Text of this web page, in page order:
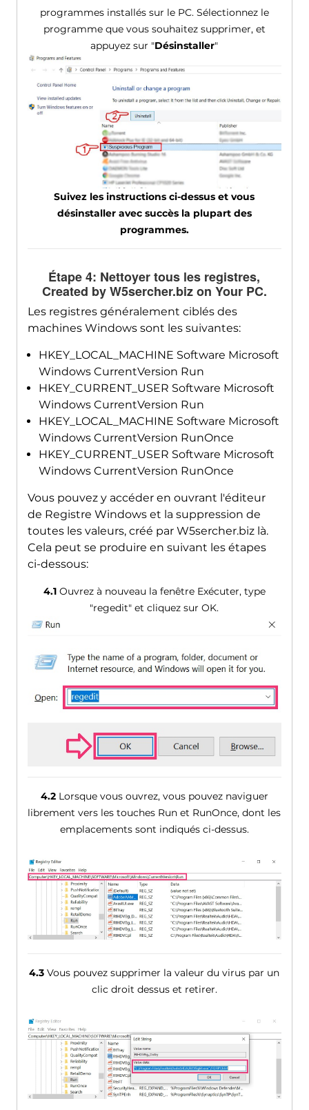
programmes installés sur le PC. Sélectionnez le
programme que vous souhaitez supprimer, et
appuyez sur "Désinstaller"
Suivez les instructions ci-dessus et vous
désinstaller avec succès la plupart des
programmes.
Étape 4: Nettoyer tous les registres,
Created by W5sercher.biz on Your PC.
Les registres généralement ciblés des
machines Windows sont les suivantes:
HKEY_LOCAL_MACHINE Software Microsoft
Windows CurrentVersion Run
HKEY_CURRENT_USER Software Microsoft
Windows CurrentVersion Run
HKEY_LOCAL_MACHINE Software Microsoft
Windows CurrentVersion RunOnce
HKEY_CURRENT_USER Software Microsoft
Windows CurrentVersion RunOnce
Vous pouvez y accéder en ouvrant l'éditeur
de Registre Windows et la suppression de
toutes les valeurs, créé par W5sercher.biz là.
Cela peut se produire en suivant les étapes
ci-dessous:
4.1Ouvrez à nouveau la fenêtre Exécuter, type
"regedit" et cliquez sur OK.
4.2Lorsque vous ouvrez, vous pouvez naviguer
librement vers les touches Run et RunOnce, dont les
emplacements sont indiqués ci-dessus.
4.3 Vous pouvez supprimer la valeur du virus par un
clic droit dessus et retirer.